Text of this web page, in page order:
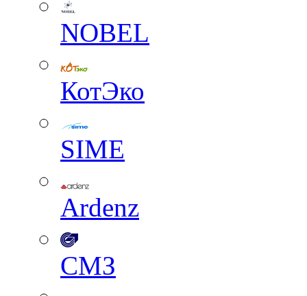
NOBEL
КотЭко
SIME
Ardenz
СМЗ